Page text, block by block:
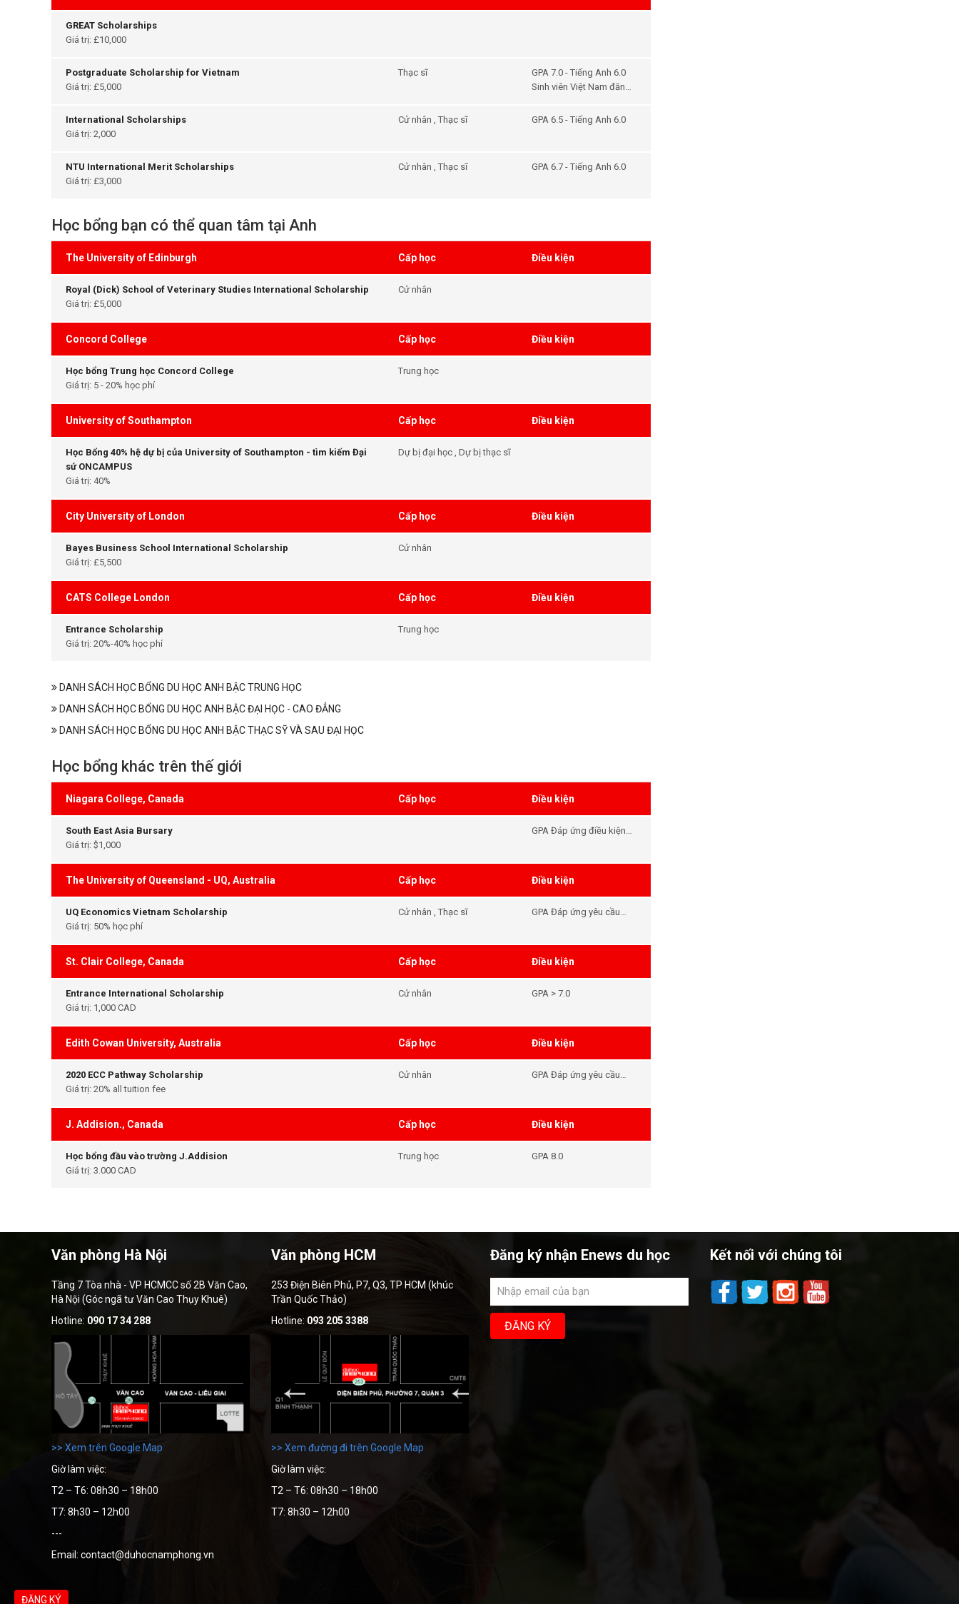
GREAT Scholarships
Giá trị: £10,000
Postgraduate Scholarship for Vietnam
Giá trị: £5,000
Thạc sĩ
GPA 7.0 - Tiếng Anh 6.0
Sinh viên Việt Nam đăng
tháng 1/2020
International Scholarships
Giá trị: 2,000
Cử nhân , Thạc sĩ GPA 6.5 - Tiếng Anh 6.0
NTU International Merit Scholarships
Giá trị: £3,000
Cử nhân , Thạc sĩ GPA 6.7 - Tiếng Anh 6.0
Học bổng bạn có thể quan tâm tại Anh
The University of Edinburgh Cấp học Điều kiện
Royal (Dick) School of Veterinary Studies International Scholarship
Giá trị: £5,000
Cử nhân
Concord College Cấp học Điều kiện
Học bổng Trung học Concord College
Giá trị: 5 - 20% học phí
Trung học
University of Southampton Cấp học Điều kiện
Học Bổng 40% hệ dự bị của University of Southampton - tìm kiếm Đại
sứ ONCAMPUS
Giá trị: 40%
Dự bị đại học , Dự bị thạc sĩ
City University of London Cấp học Điều kiện
Bayes Business School International Scholarship
Giá trị: £5,500
Cử nhân
CATS College London Cấp học Điều kiện
Entrance Scholarship
Giá trị: 20%-40% học phí
Trung học
DANH SÁCH HỌC BỔNG DU HỌC ANH BẬC TRUNG HỌC
DANH SÁCH HỌC BỔNG DU HỌC ANH BẬC ĐẠI HỌC - CAO ĐẲNG
DANH SÁCH HỌC BỔNG DU HỌC ANH BẬC THẠC SỸ VÀ SAU ĐẠI HỌC
Học bổng khác trên thế giới
Niagara College, Canada Cấp học Điều kiện
South East Asia Bursary
Giá trị: $1,000
GPA Đáp ứng điều kiện
đầu vào khóa học
The University of Queensland - UQ, Australia Cấp học Điều kiện
UQ Economics Vietnam Scholarship
Giá trị: 50% học phí
Cử nhân , Thạc sĩ
GPA Đáp ứng yêu cầu
cầu đầu vào của khóa
học
St. Clair College, Canada Cấp học Điều kiện
Entrance International Scholarship
Giá trị: 1,000 CAD
Cử nhân GPA > 7.0
Edith Cowan University, Australia Cấp học Điều kiện
2020 ECC Pathway Scholarship
Giá trị: 20% all tuition fee
Cử nhân
GPA Đáp ứng yêu cầu
cầu đầu vào của khóa
học
J. Addision., Canada Cấp học Điều kiện
Học bổng đầu vào trường J.Addision
Giá trị: 3.000 CAD
Trung học GPA 8.0
Văn phòng Hà Nội
Tầng 7 Tòa nhà - VP HCMCC số 2B Văn Cao,
Hà Nội (Góc ngã tư Văn Cao Thụy Khuê)
Hotline: 090 17 34 288
>> Xem trên Google Map
Giờ làm việc:
T2 – T6: 08h30 – 18h00
T7: 8h30 – 12h00
---
Văn phòng HCM
253 Điện Biên Phủ, P7, Q3, TP HCM (khúc
Trần Quốc Thảo)
Hotline: 093 205 3388
>> Xem đường đi trên Google Map
Giờ làm việc:
T2 – T6: 08h30 – 18h00
T7: 8h30 – 12h00
Email: contact@duhocnamphong.vn
Đăng ký nhận Enews du học Kết nối với chúng tôi
ĐĂNG KÝ